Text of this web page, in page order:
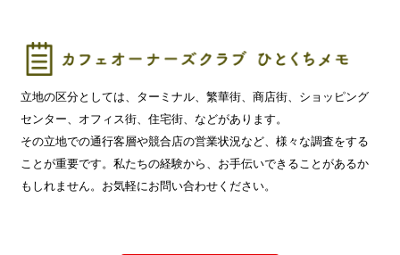
立地の区分としては、ターミナル、繁華街、商店街、ショッピング
センター、オフィス街、住宅街、などがあります。
その立地での通行客層や競合店の営業状況など、様々な調査をする
ことが重要です。私たちの経験から、お手伝いできることがあるか
もしれません。お気軽にお問い合わせください。